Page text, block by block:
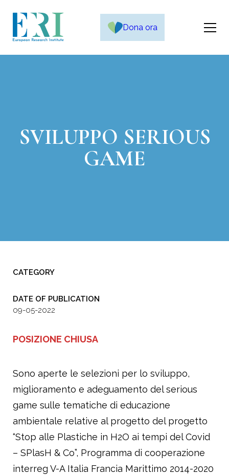
Dona ora
SVILUPPO SERIOUS
GAME
CATEGORY
DATE OF PUBLICATION
09-05-2022
POSIZIONE CHIUSA
Sono aperte le selezioni per lo sviluppo,
miglioramento e adeguamento del serious
game sulle tematiche di educazione
ambientale relative al progetto del progetto
“Stop alle Plastiche in H2O ai tempi del Covid
– SPlasH & Co”, Programma di cooperazione
interreg V-A Italia Francia Marittimo 2014-2020